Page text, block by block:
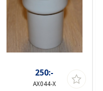
250:-
AX044-X